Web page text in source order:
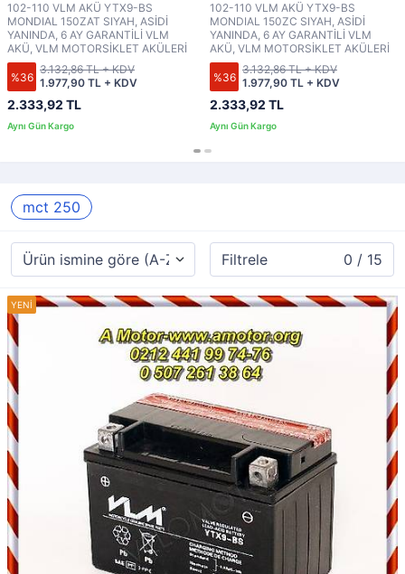
102-110 VLM AKÜ YTX9-BS
MONDIAL 150ZAT SIYAH, ASİDİ
YANINDA, 6 AY GARANTİLİ VLM
AKÜ, VLM MOTORSİKLET AKÜLERİ
%36
2.333,92 TL
1.977,90 TL + KDV
3.132,86 TL + KDV
102-110 VLM AKÜ YTX9-BS
MONDIAL 150ZC SIYAH, ASİDİ
YANINDA, 6 AY GARANTİLİ VLM
AKÜ, VLM MOTORSİKLET AKÜLERİ
%36
2.333,92 TL
1.977,90 TL + KDV
3.132,86 TL + KDV
mct 250
Filtrele 0 / 15